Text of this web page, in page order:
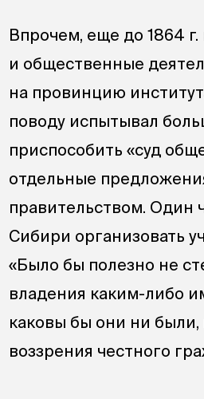
Впрочем, еще до 1864
и общественные
на провинцию
поводу испытывал
приспособить «суд
отдельные
правительством. Один
Сибири организовать
«Было бы полезно не
владения каким-либо
каковы бы они ни были,
воззрения честного